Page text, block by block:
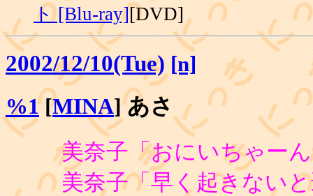
ト [Blu-ray][DVD]
2002/12/10(Tue) [n]
%1[MINA] あさ
美奈子「おにいちゃー
美奈子「早く起きない